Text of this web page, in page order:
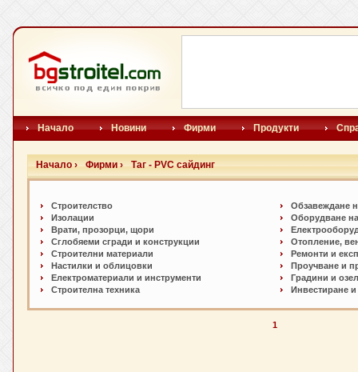
Начало Новини Фирми Продукти
Начало › Фирми › Таг - PVC сайдинг
Строителство
Изолации
Врати, прозорци, щори
Сглобяеми сгради и конструкции
Строителни материали
Настилки и oблицовки
Електроматериали и инструменти
Строителна техника
Обзавеждане
Оборудване
Отопление,
Ремонти и
Проучване и
Градини и
Инвестиране
1